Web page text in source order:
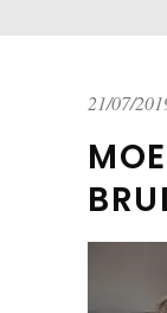
21/07/